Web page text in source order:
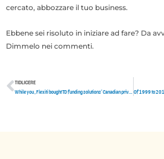
cercato, abbozzare il tuo business.
Ebbene sei risoluto in iniziare ad fare? Da
Dimmelo nei commenti.
Tidligere
TIDLIGERE
While you , Flexiti bought TD funding solutions’ Canadian private label charge card portfolio